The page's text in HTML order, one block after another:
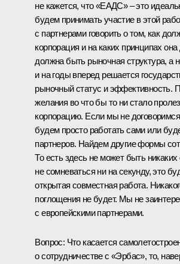
не кажется, что «ЕАДС» – это
будем принимать участие в этой
с партнерами говорить о том, как
корпорация и на каких принципах
должна быть рыночная структура, а
и на годы вперед решается
рыночный статус и эффективность.
желания во что бы то ни стало
корпорацию. Если мы не
будем просто работать сами или
партнеров. Найдем другие формы
То есть здесь не может быть
не сомневаться ни на секунду, это
открытая совместная работа.
поглощения не будет. Мы не
с европейскими партнерами.
Вопрос: Что касается
о сотрудничестве с «Эрбас», то,